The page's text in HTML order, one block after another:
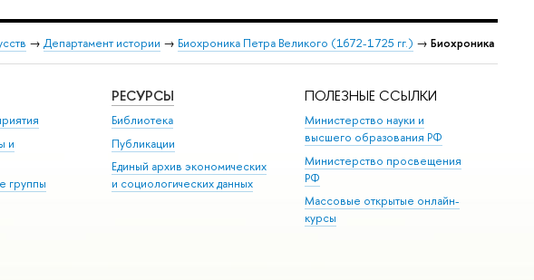
→ Департамент истории → Биохроника Петра Великого (1672-1725 гг.) → Биохроника
и
группы
РЕСУРСЫ
Библиотека
Публикации
Единый архив экономических
и социологических данных
ПОЛЕЗНЫЕ ССЫЛКИ
Министерство науки и
высшего образования РФ
Министерство просвещения
РФ
Массовые открытые онлайн-
курсы